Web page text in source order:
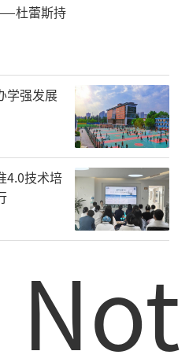
杜蕾斯持
学强发展
4.0技术培
Not